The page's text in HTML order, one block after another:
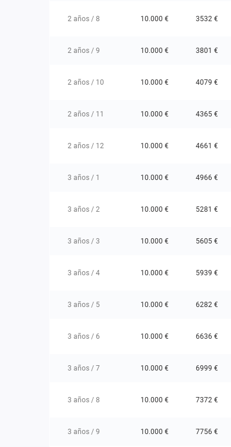
2 años / 8 10.000 € 3532 €
2 años / 9 10.000 € 3801 €
2 años / 10 10.000 € 4079 €
2 años / 11 10.000 € 4365 €
2 años / 12 10.000 € 4661 €
3 años / 1 10.000 € 4966 €
3 años / 2 10.000 € 5281 €
3 años / 3 10.000 € 5605 €
3 años / 4 10.000 € 5939 €
3 años / 5 10.000 € 6282 €
3 años / 6 10.000 € 6636 €
3 años / 7 10.000 € 6999 €
3 años / 8 10.000 € 7372 €
3 años / 9 10.000 € 7756 €